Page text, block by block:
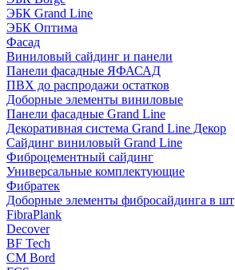
ЭБК Grand Line
ЭБК Оптима
Фасад
Виниловый сайдинг и панели
Панели фасадные ЯФАСАД
ПВХ до распродажи остатков
Доборные элементы виниловые
Панели фасадные Grand Line
Декоративная система Grand Line Декор
Сайдинг виниловый Grand Line
Фиброцементный сайдинг
Универсальные комплектующие
Фибратек
Доборные элементы фибросайдинга в шт
FibraPlank
Decover
BF Tech
CM Bord